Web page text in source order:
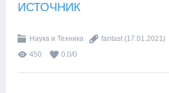
ИСТОЧНИК
Наука и Техника fantast (17.01.2021)
450
0.0/0